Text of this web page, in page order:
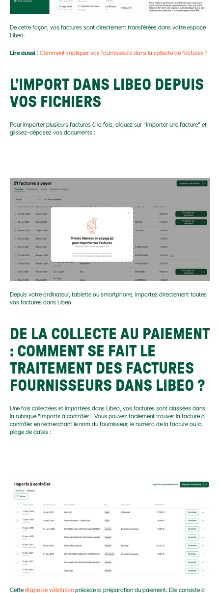
De cette façon, vos factures sont directement transférées dans votre espace
Libeo.
Lire aussi : Comment impliquer vos fournisseurs dans la collecte de factures ?
L’IMPORT DANS LIBEO DEPUIS
VOS FICHIERS
Pour importer plusieurs factures à la fois, cliquez sur "Importer une facture" et
glissez-déposez vos documents :
Depuis votre ordinateur, tablette ou smartphone, importez directement toutes
vos factures dans Libeo.
DE LA COLLECTE AU PAIEMENT
: COMMENT SE FAIT LE
TRAITEMENT DES FACTURES
FOURNISSEURS DANS LIBEO ?
Une fois collectées et importées dans Libeo, vos factures sont classées dans
la rubrique "Imports à contrôler". Vous pouvez facilement trouver la facture à
contrôler en recherchant le nom du fournisseur, le numéro de la facture ou la
plage de dates :
Cette étape de validation précède la préparation du paiement. Elle consiste à